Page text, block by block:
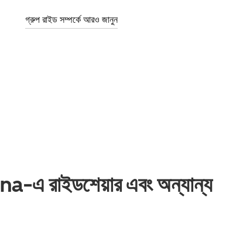
গ্রুপ রাইড সম্পর্কে আরও জানুন
রাইডশেয়ার এবং অন্যান্য